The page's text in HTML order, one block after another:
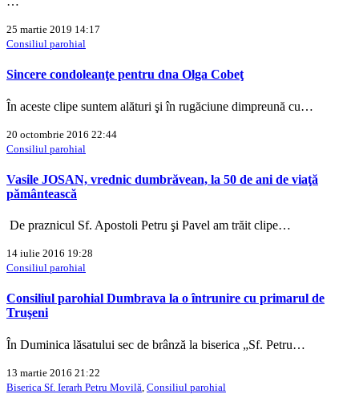
25 martie 2019 14:17
Consiliul parohial
Sincere condoleanţe pentru dna Olga Cobeţ
În aceste clipe suntem alături şi în rugăciune dimpreună cu…
20 octombrie 2016 22:44
Consiliul parohial
Vasile JOSAN, vrednic dumbrăvean, la 50 de ani de viaţă
pământească
De praznicul Sf. Apostoli Petru şi Pavel am trăit clipe…
14 iulie 2016 19:28
Consiliul parohial
Consiliul parohial Dumbrava la o întrunire cu primarul de
Truşeni
În Duminica lăsatului sec de brânză la biserica „Sf. Petru…
13 martie 2016 21:22
Biserica Sf. Ierarh Petru Movilă Consiliul parohial